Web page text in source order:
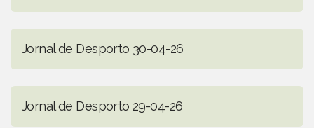
Jornal de Desporto 30-04-26
Jornal de Desporto 29-04-26